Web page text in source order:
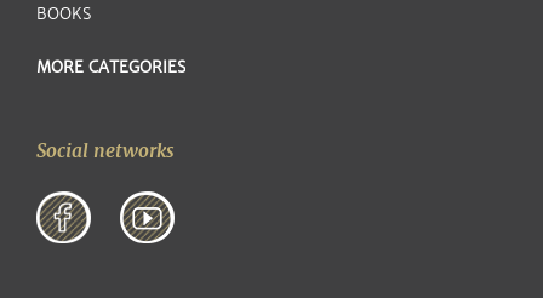
BOOKS
MORE CATEGORIES
Social networks